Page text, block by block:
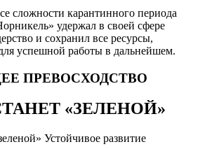
сложности карантинного периода
удержал в своей сфере
и сохранил все ресурсы,
успешной работы в дальнейшем.
ПРЕВОСХОДСТВО
«ЗЕЛЕНОЙ»
Устойчивое развитие